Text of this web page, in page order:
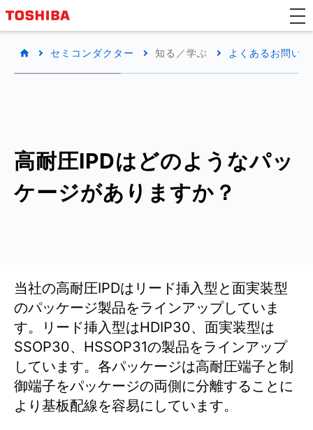
セミコンダクター 知る／学ぶ よくあるお問い
高耐圧IPDはどのようなパッ
ケージがありますか？
当社の高耐圧IPDはリード挿入型と面実装型
のパッケージ製品をラインアップしていま
す。リード挿入型はHDIP30、面実装型は
SSOP30、HSSOP31の製品をラインアップ
しています。各パッケージは高耐圧端子と制
御端子をパッケージの両側に分離することに
より基板配線を容易にしています。